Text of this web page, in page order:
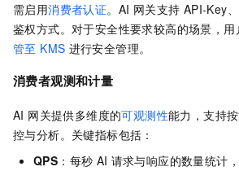
需启用消费者认证。AI 网关支持 API-Key
鉴权方式。对于安全性要求较高的场景，用
管至 KMS 进行安全管理。
消费者观测和计量
AI 网关提供多维度的可观测性能力，支持
控与分析。关键指标包括：
QPS ：每秒 AI 请求与响应的数量统计